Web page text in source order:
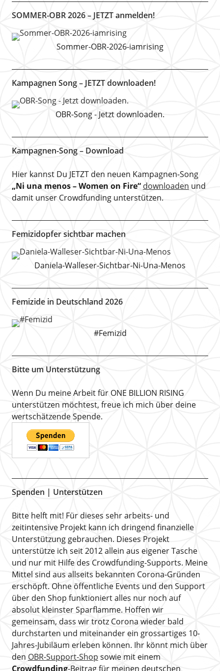
SOMMER-OBR 2026 – JETZT anmelden!
Sommer-OBR-2026-iamrising
Kampagnen Song – JETZT downloaden!
OBR-Song - Jetzt downloaden.
Kampagnen-Song – Download
Hier kannst Du JETZT den neuen Kampagnen-Song
„Ni una menos – Women on Fire“ downloaden und
damit unser Crowdfunding unterstützen.
Femizidopfer sichtbar machen
Daniela-Walleser-Sichtbar-Ni-Una-Menos
Femizide in Deutschland 2026
#Femizid
Bitte um Unterstützung
Wenn Du meine Arbeit für ONE BILLION RISING
unterstützen möchtest, freue ich mich über deine
wertschätzende Spende.
Spenden | Unterstützen
Bitte helft mit! Für dieses sehr arbeits- und
zeitintensive Projekt kann ich dringend finanzielle
Unterstützung gebrauchen. Dieses Projekt
unterstütze ich seit 2012 allein aus eigener Tasche
und nur mit Hilfe des Crowdfunding-Supports. Meine
Mittel sind aus allseits bekannten Corona-Gründen
erschöpft. Ohne öffentliche Events und den Support
über den Shop funktioniert alles nur noch auf
absolut kleinster Sparflamme. Hoffen wir
gemeinsam, dass wir trotz Corona wieder bald
durchstarten und miteinander ein grossartiges 10-
Jahres-Jubiläum erleben können. Ihr könnt mich über
den OBR-Support-Shop sowie mit einem
Crowdfunding-Beitrag für meinen deutschen